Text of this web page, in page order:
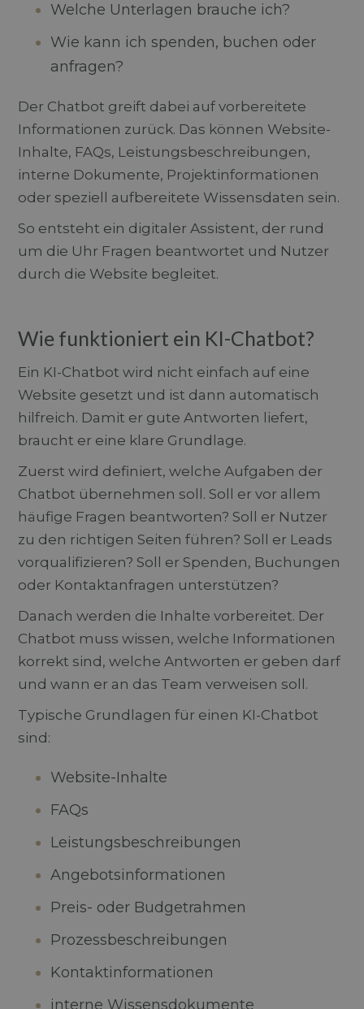
Welche Unterlagen brauche ich?
Wie kann ich spenden, buchen oder
anfragen?
Der Chatbot greift dabei auf vorbereitete
Informationen zurück. Das können Website-
Inhalte, FAQs, Leistungsbeschreibungen,
interne Dokumente, Projektinformationen
oder speziell aufbereitete Wissensdaten sein.
So entsteht ein digitaler Assistent, der rund
um die Uhr Fragen beantwortet und Nutzer
durch die Website begleitet.
Wie funktioniert ein KI-Chatbot?
Ein KI-Chatbot wird nicht einfach auf eine
Website gesetzt und ist dann automatisch
hilfreich. Damit er gute Antworten liefert,
braucht er eine klare Grundlage.
Zuerst wird definiert, welche Aufgaben der
Chatbot übernehmen soll. Soll er vor allem
häufige Fragen beantworten? Soll er Nutzer
zu den richtigen Seiten führen? Soll er Leads
vorqualifizieren? Soll er Spenden, Buchungen
oder Kontaktanfragen unterstützen?
Danach werden die Inhalte vorbereitet. Der
Chatbot muss wissen, welche Informationen
korrekt sind, welche Antworten er geben darf
und wann er an das Team verweisen soll.
Typische Grundlagen für einen KI-Chatbot
sind:
Website-Inhalte
FAQs
Leistungsbeschreibungen
Angebotsinformationen
Preis- oder Budgetrahmen
Prozessbeschreibungen
Kontaktinformationen
interne Wissensdokumente